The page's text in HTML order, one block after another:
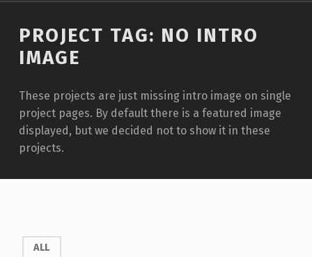
PROJECT TAG: NO INTRO
IMAGE
These projects are just missing intro image on single
project pages. By default there is a featured image
displayed, but we decided not to show it in these
projects.
ALL